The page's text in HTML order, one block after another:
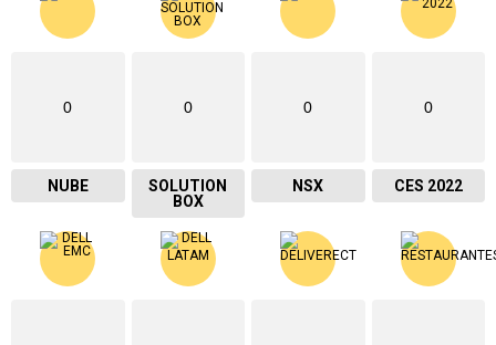
0
NUBE
0
SOLUTION
BOX
0
NSX
0
CES 2022